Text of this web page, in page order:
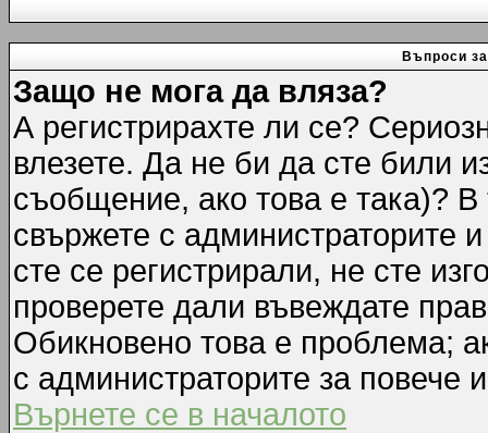
Въпроси
Защо не мога да вляза?
А регистрирахте ли се?
влезете. Да не би да сте били
съобщение, ако това е така)?
свържете с администраторите
сте се регистрирали, не сте
проверете дали въвеждате
Обикновено това е проблема;
с администраторите за повече
Върнете се в началото